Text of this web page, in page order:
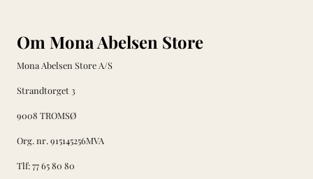
Om Mona Abelsen Store
Mona Abelsen Store A/S
Strandtorget 3
9008 TROMSØ
Org. nr. 915145256MVA
Tlf:77 65 80 80